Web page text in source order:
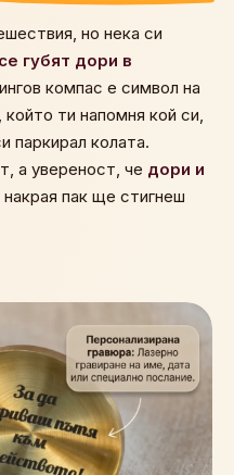
но нека си
губят дори в
компас е символ на
ти напомня кой си,
паркирал колата.
а увереност, че дори и
накрая пак ще стигнеш